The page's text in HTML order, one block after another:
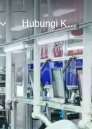
Hubungi Kami